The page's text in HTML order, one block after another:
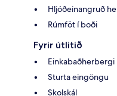
Hljóðeinangruð
Rúmföt í boði
Fyrir útlitið
Einkabaðherbergi
Sturta eingöngu
Skolskál